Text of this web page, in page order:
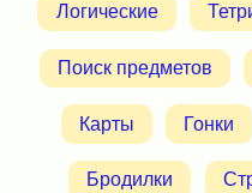
Логические
Поиск предметов
Карты Гонки
Бродилки